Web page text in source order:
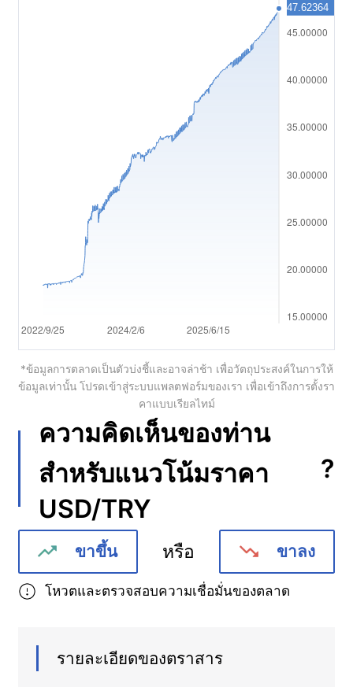
Tiếng việt
Bahasa Melayu
*ข้อมูลการตลาดเป็นตัวบ่งชี้และอาจล่าช้า เพื่อวัตถุประสงค์ในการให้
ข้อมูลเท่านั้น โปรดเข้าสู่ระบบแพลตฟอร์มของเรา เพื่อเข้าถึงการตั้งรา
คาแบบเรียลไทม์
ความคิดเห็นของท่าน
สำหรับแนวโน้มราคา
USD/TRY
?
ขาขึ้น หรือ ขาลง
โหวตและตรวจสอบความเชื่อมั่นของตลาด
รายละเอียดของตราสาร